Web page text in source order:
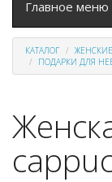
Главное меню
КАТАЛОГ
ПОДАРКИ ДЛЯ